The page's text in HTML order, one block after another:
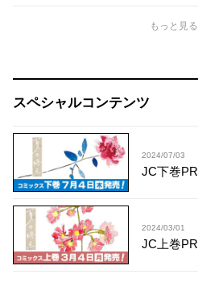
もっと見る
スペシャルコンテンツ
2024/07/03
JC下巻PR
2024/03/01
JC上巻PR